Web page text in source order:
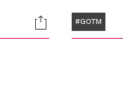
inSocialsTags
#GOTM